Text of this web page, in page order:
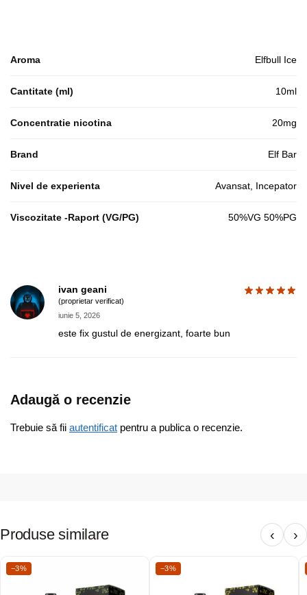
Aroma Elfbull Ice
Cantitate (ml) 10ml
Concentratie nicotina 20mg
Brand Elf Bar
Nivel de experienta Avansat, Incepator
Viscozitate -Raport (VG/PG) 50%VG 50%PG
ivan geani
(proprietar verificat)
iunie 5, 2026
este fix gustul de energizant, foarte bun
Adaugă o recenzie
Trebuie să fii autentificat pentru a publica o recenzie.
Produse similare ‹ ›
−3% −3%